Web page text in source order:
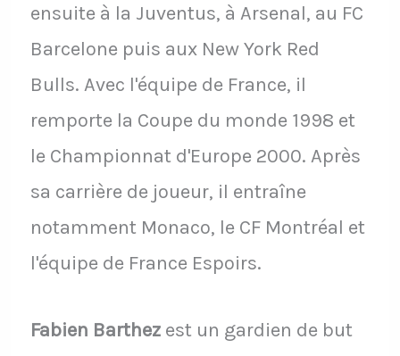
ensuite à la Juventus, à Arsenal, au FC
Barcelone puis aux New York Red
Bulls. Avec l'équipe de France, il
remporte la Coupe du monde 1998 et
le Championnat d'Europe 2000. Après
sa carrière de joueur, il entraîne
notamment Monaco, le CF Montréal et
l'équipe de France Espoirs.
Fabien Barthezest un gardien de but